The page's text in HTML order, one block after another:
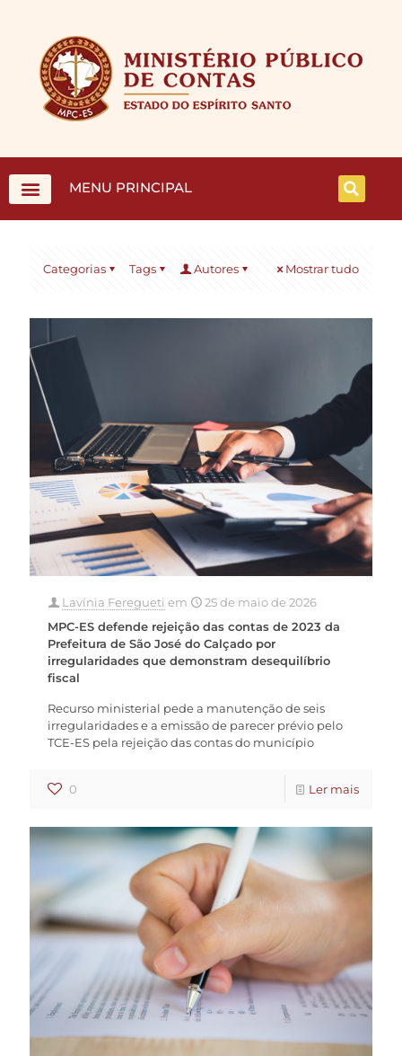
MENU PRINCIPAL
Categorias Tags Autores Mostrar tudo
Lavínia Feregueti em
25 de maio de 2026
MPC-ES defende rejeição das contas de 2023 da
Prefeitura de São José do Calçado por
irregularidades que demonstram desequilíbrio
fiscal
Recurso ministerial pede a manutenção de seis
irregularidades e a emissão de parecer prévio pelo
TCE-ES pela rejeição das contas do município
0 Ler mais